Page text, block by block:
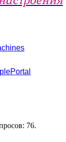
76.